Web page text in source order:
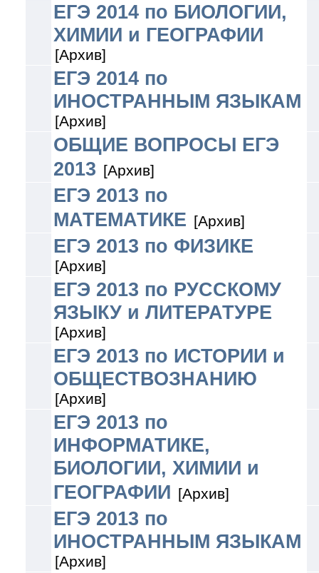
ЕГЭ 2014 по БИОЛОГИИ,
ХИМИИ и ГЕОГРАФИИ
[Архив]
ЕГЭ 2014 по
ИНОСТРАННЫМ ЯЗЫКАМ
[Архив]
ОБЩИЕ ВОПРОСЫ ЕГЭ
2013 [Архив]
ЕГЭ 2013 по
МАТЕМАТИКЕ [Архив]
ЕГЭ 2013 по ФИЗИКЕ
[Архив]
ЕГЭ 2013 по РУССКОМУ
ЯЗЫКУ и ЛИТЕРАТУРЕ
[Архив]
ЕГЭ 2013 по ИСТОРИИ и
ОБЩЕСТВОЗНАНИЮ
[Архив]
ЕГЭ 2013 по
ИНФОРМАТИКЕ,
БИОЛОГИИ, ХИМИИ и
ГЕОГРАФИИ [Архив]
ЕГЭ 2013 по
ИНОСТРАННЫМ ЯЗЫКАМ
[Архив]